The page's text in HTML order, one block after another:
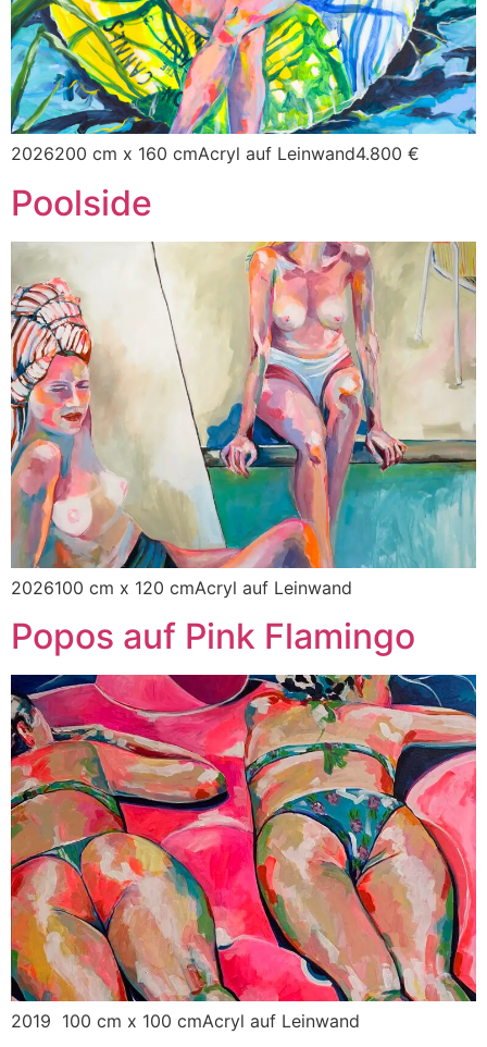
2026200 cm x 160 cmAcryl auf Leinwand4.800 €
Poolside
2026100 cm x 120 cmAcryl auf Leinwand
Popos auf Pink Flamingo
2019 100 cm x 100 cmAcryl auf Leinwand